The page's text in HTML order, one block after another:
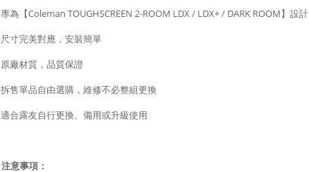
專為【Coleman TOUGHSCREEN 2-ROOM LDX / LDX+ / DARK ROOM 】設計
尺寸完美對應，安裝簡單
原廠材質，品質保證
拆售單品自由選購，維修不必整組更換
適合露友自行更換、備用或升級使用
注意事項：